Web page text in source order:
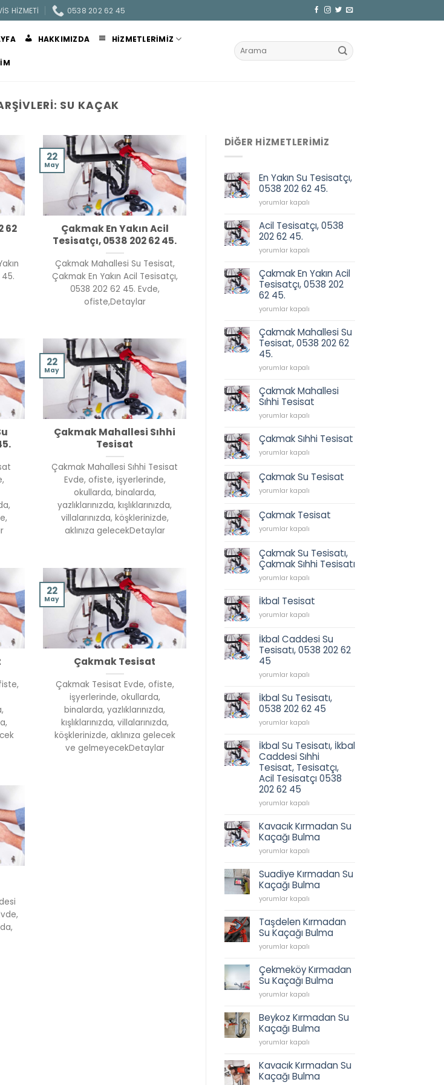
HIZMETI 0538 202 62 45
HAKKIMIZDA HIZMETLERIMIZ
SU KAÇAK
62
Çakmak En Yakın Acil
Tesisatçı, 0538 202 62 45.
Çakmak Mahallesi Su Tesisat,
Çakmak En Yakın Acil Tesisatçı,
0538 202 62 45. Evde,
ofiste,Detaylar
22
May
Çakmak Mahallesi Sıhhi
Tesisat
Çakmak Mahallesi Sıhhi Tesisat
Evde, ofiste, işyerlerinde,
okullarda, binalarda,
yazlıklarınızda, kışlıklarınızda,
villalarınızda, köşklerinizde,
aklınıza gelecekDetaylar
22
May
Çakmak Tesisat
Çakmak Tesisat Evde, ofiste,
işyerlerinde, okullarda,
binalarda, yazlıklarınızda,
kışlıklarınızda, villalarınızda,
köşklerinizde, aklınıza gelecek
ve gelmeyecekDetaylar
22
May
DIĞER HIZMETLERIMIZ
En Yakın Su Tesisatçı,
0538 202 62 45.
En
Su
Tesisatçı,
0538
202
45.
için
yorumlar kapalı
Acil Tesisatçı, 0538
202 62 45.
Acil
0538
202
62
45.
için
yorumlar kapalı
Çakmak En Yakın Acil
Tesisatçı, 0538 202
62 45.
Çakmak
Yakın
Acil
Tesisatçı,
0538
202
45.
için
yorumlar kapalı
Çakmak Mahallesi Su
Tesisat, 0538 202 62
45.
Çakmak
Su
Tesisat,
0538
202
45.
için
yorumlar kapalı
Çakmak Mahallesi
Sıhhi Tesisat
Çakmak
Sıhhi
Tesisat
için
yorumlar kapalı
Çakmak Sıhhi Tesisat
Çakmak
Tesisat
için
yorumlar kapalı
Çakmak Su Tesisat
Çakmak
Tesisat
için
yorumlar kapalı
Çakmak Tesisat
Çakmak
yorumlar kapalı
Çakmak Su Tesisatı,
Çakmak Sıhhi Tesisatı
Çakmak
Tesisatı,
Çakmak
Sıhhi
için
yorumlar kapalı
İkbal Tesisat
İkbal
için
yorumlar kapalı
İkbal Caddesi Su
Tesisatı, 0538 202 62
45
İkbal
Su
Tesisatı,
0538
202
45
için
yorumlar kapalı
İkbal Su Tesisatı,
0538 202 62 45
İkbal
Tesisatı,
0538
202
62
45
için
yorumlar kapalı
İkbal Su Tesisatı, İkbal
Caddesi Sıhhi
Tesisat, Tesisatçı,
Acil Tesisatçı 0538
202 62 45
İkbal
Tesisatı,
İkbal
Caddesi
Sıhhi
Tesisatçı,
Acil
Tesisatçı
0538
62
45
için
yorumlar kapalı
Kavacık Kırmadan Su
Kaçağı Bulma
Kavacık
Su
Kaçağı
Bulma
için
yorumlar kapalı
Suadiye Kırmadan Su
Kaçağı Bulma
Suadiye
Su
Kaçağı
Bulma
için
yorumlar kapalı
Taşdelen Kırmadan
Su Kaçağı Bulma
Taşdelen
Su
Kaçağı
Bulma
için
yorumlar kapalı
Çekmeköy Kırmadan
Su Kaçağı Bulma
Çekmeköy
Su
Kaçağı
Bulma
için
yorumlar kapalı
Beykoz Kırmadan Su
Kaçağı Bulma
Beykoz
Su
Kaçağı
Bulma
yorumlar kapalı
Kavacık Kırmadan Su
Kaçağı Bulma